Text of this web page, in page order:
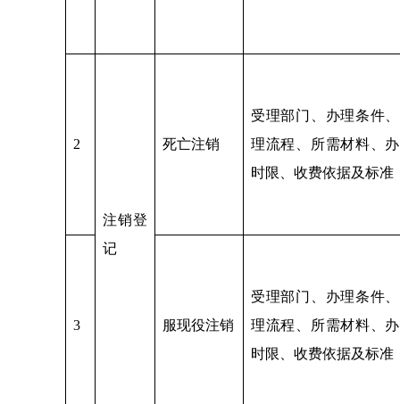
2
注销登
记
死亡注销
受理部门、办理条件
理流程、所需材料、
时限、收费依据及标准
3 服现役注销
受理部门、办理条件
理流程、所需材料、
时限、收费依据及标准